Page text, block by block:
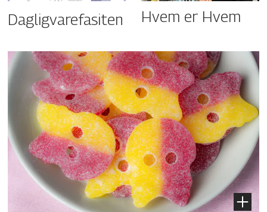
Dagligvarefasiten Hvem er Hvem